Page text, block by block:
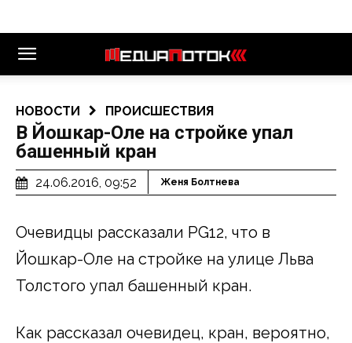
НОВОСТИ ПРОИСШЕСТВИЯ
В Йошкар-Оле на стройке упал
башенный кран
24.06.2016, 09:52 Женя Болтнева
Очевидцы рассказали PG12, что в
Йошкар-Оле на стройке на улице Льва
Толстого упал башенный кран.
Как рассказал очевидец, кран, вероятно,